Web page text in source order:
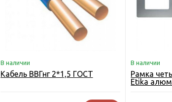
В наличии
Кабель ВВГнг 2*1,5 ГОСТ
В наличии
Рамка
Etika